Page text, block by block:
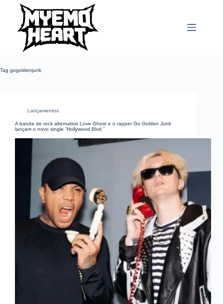
Tag gogoldenjunk
Lançamentos
A banda de rock alternativo Love Ghost e o rapper Go Golden Junk
lançam o novo single “Hollywood Blvd.”